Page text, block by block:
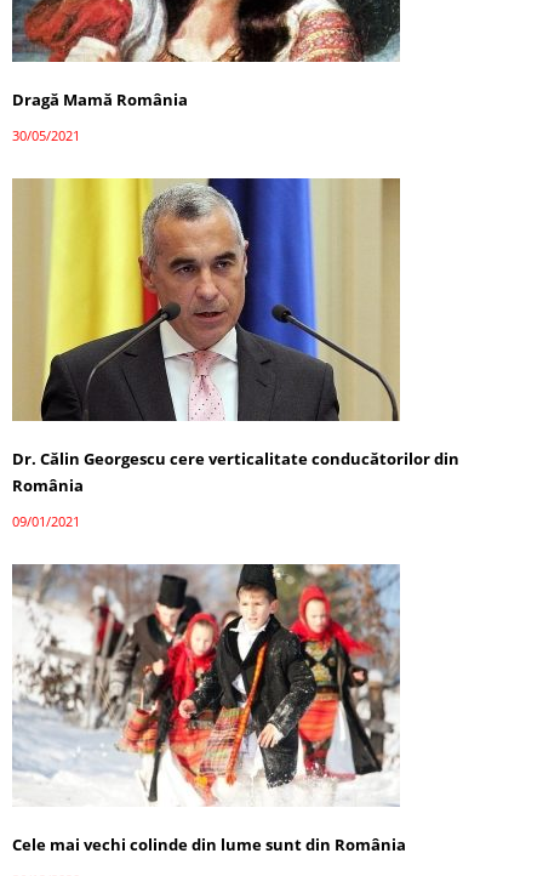
Dragă Mamă România
30/05/2021
Dr. Călin Georgescu cere verticalitate conducătorilor din
România
09/01/2021
Cele mai vechi colinde din lume sunt din România